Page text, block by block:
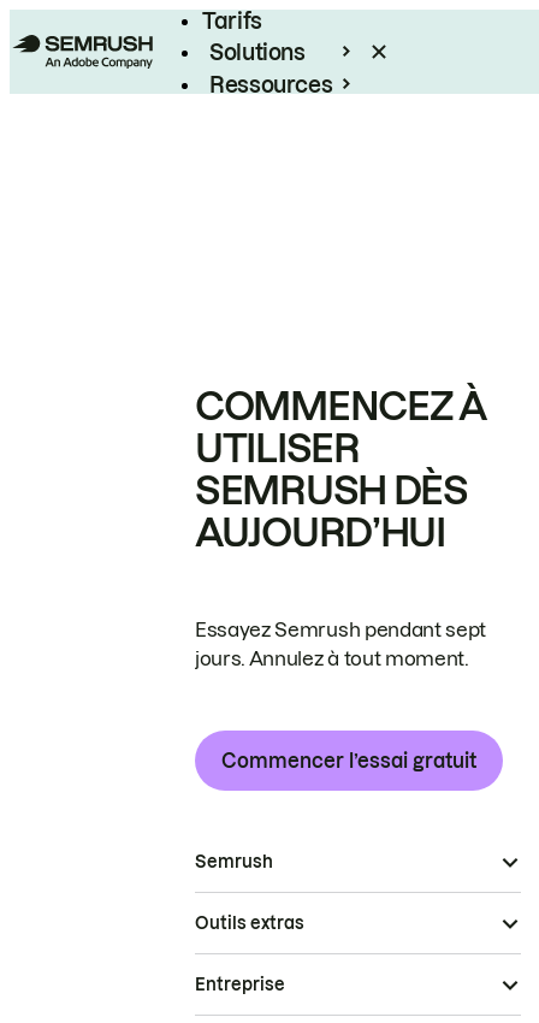
Tarifs
Solutions
Ressources
COMMENCEZ À
UTILISER
SEMRUSH DÈS
AUJOURD’HUI
Essayez Semrush pendant sept
jours. Annulez à tout moment.
Commencer l’essai gratuit
Semrush
Outils extras
Entreprise